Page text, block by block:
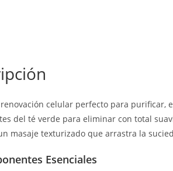
renovación celular perfecto para
del té verde para eliminar con total
masaje texturizado que arrastra la
Esenciales